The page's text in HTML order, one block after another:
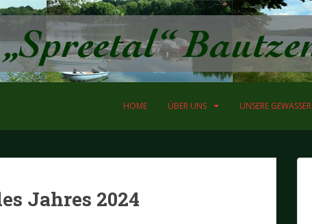
HOME ÜBER UNS UNSERE GEWÄSSER
Jahres 2024